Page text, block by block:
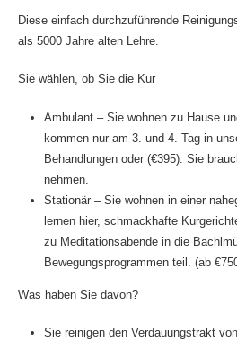
Diese einfach durchzuführende
als 5000 Jahre alten Lehre.
Sie wählen, ob Sie die Kur
Ambulant – Sie wohnen zu Hause
kommen nur am 3. und 4. Tag in
Behandlungen oder (€395). Sie
nehmen.
Stationär – Sie wohnen in einer
lernen hier, schmackhafte
zu Meditationsabende in die
Bewegungsprogrammen teil. (ab
Was haben Sie davon?
Sie reinigen den Verdauungstrakt